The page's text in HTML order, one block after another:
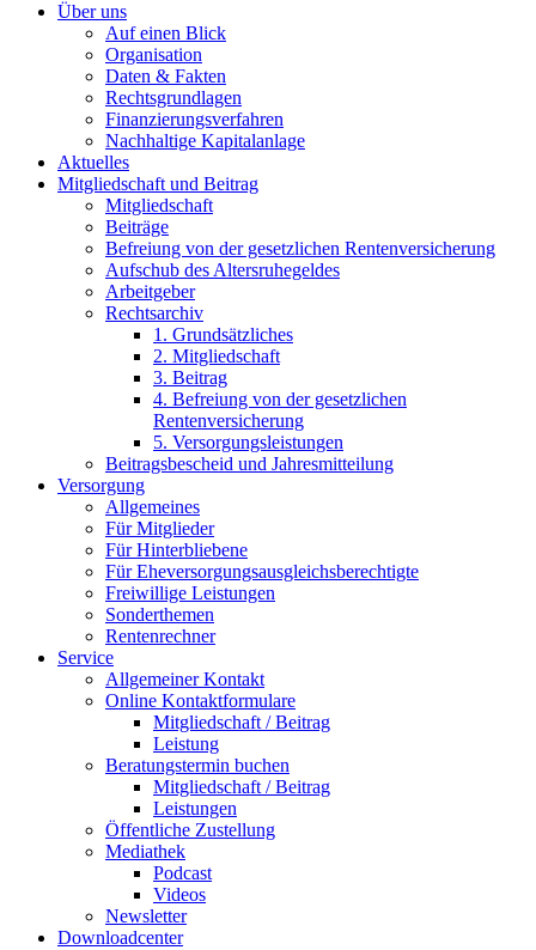
Über uns
Auf einen Blick
Organisation
Daten & Fakten
Rechtsgrundlagen
Finanzierungsverfahren
Nachhaltige Kapitalanlage
Aktuelles
Mitgliedschaft und Beitrag
Mitgliedschaft
Beiträge
Befreiung von der gesetzlichen Rentenversicherung
Aufschub des Altersruhegeldes
Arbeitgeber
Rechtsarchiv
1. Grundsätzliches
2. Mitgliedschaft
3. Beitrag
4. Befreiung von der gesetzlichen
Rentenversicherung
5. Versorgungsleistungen
Beitragsbescheid und Jahresmitteilung
Versorgung
Allgemeines
Für Mitglieder
Für Hinterbliebene
Für Eheversorgungsausgleichsberechtigte
Freiwillige Leistungen
Sonderthemen
Rentenrechner
Service
Allgemeiner Kontakt
Online Kontaktformulare
Mitgliedschaft / Beitrag
Leistung
Beratungstermin buchen
Mitgliedschaft / Beitrag
Leistungen
Öffentliche Zustellung
Mediathek
Podcast
Videos
Newsletter
Downloadcenter